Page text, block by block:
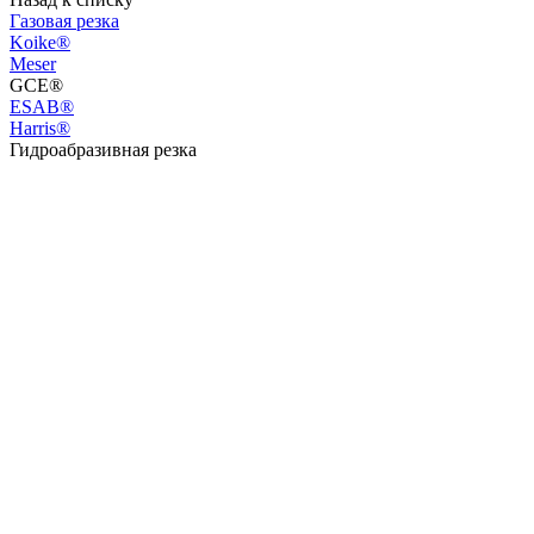
Газовая резка
Koike®
Meser
GCE®
ESAB®
Harris®
Гидроабразивная резка